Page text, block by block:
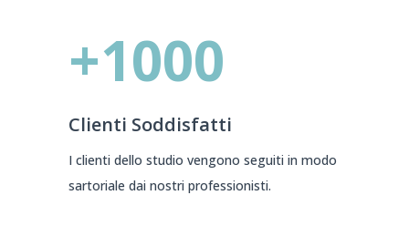
+1000
Clienti Soddisfatti
I clienti dello studio vengono seguiti in modo
sartoriale dai nostri professionisti.